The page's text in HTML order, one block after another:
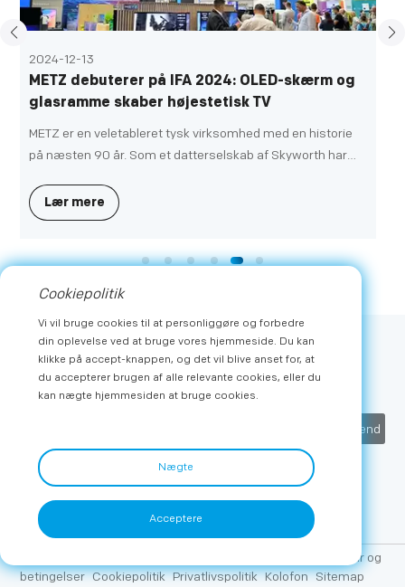
2022-09-02
Metz tager fat på IFA 2022 med fantastiske
udgivelser
BERLIN, 2. september 2022 /PRNewswire/ -- IFA 2022, en
af ​​verdens mest imponerende
fra den 2. til den 6. september. Med deltagelse af
prestigefyldte medlemmer var Metz Consumer
stjerneprodukter fra to af sine førende mærker - Metz
Classic og METZ blue.
Lær mere
Abonner
Få de seneste nyheder og eksklusive tilbud fra METZ
Indsend
Vilkår og
betingelser Cookiepolitik Privatlivspolitik Kolofon Sitemap
Cookiepolitik
Vi vil bruge cookies til at personliggøre og forbedre
din oplevelse ved at bruge vores hjemmeside. Du kan
klikke på accept-knappen, og det vil blive anset for, at
du accepterer brugen af alle relevante cookies, eller du
kan nægte hjemmesiden at bruge cookies.
Nægte
Acceptere